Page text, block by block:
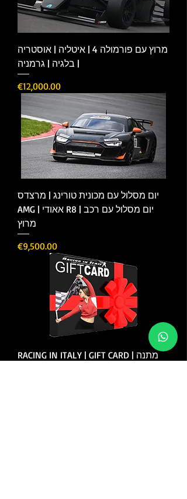
מרוץ עם פורמולה 4 | איטליה | אוסטריה
| בלגיה | גרמניה
Price
€12,000.00
יום מסלול עם מכונית טורינג | מרצדס
AMG | אאודי R8 | יום מסלול עם רכב
מרוץ
Price
€9,500.00
RACING IN ITALY | GIFT CARD | מתנה